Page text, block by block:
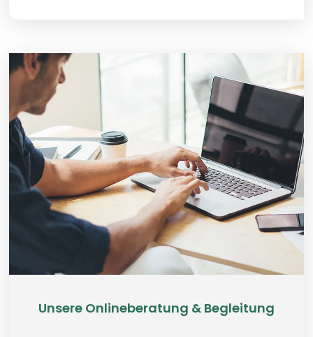
Unsere Onlineberatung & Begleitung